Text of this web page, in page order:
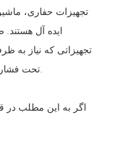
تجهیزات حفاری،
ایده آل هستند.
تجهیزاتی که نیاز به
تحت فشارهای عملیاتی مختلف دارند، مناسب می کند.
اگر به این مطلب در